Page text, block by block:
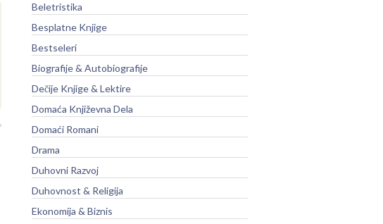
Beletristika
Besplatne Knjige
Bestseleri
Biografije & Autobiografije
Dečije Knjige & Lektire
Domaća Književna Dela
Domaći Romani
Drama
Duhovni Razvoj
Duhovnost & Religija
Ekonomija & Biznis